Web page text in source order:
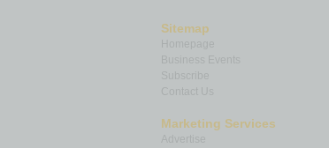
Sitemap
Homepage
Subscribe
Contact Us
Marketing Services